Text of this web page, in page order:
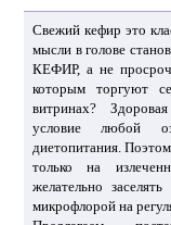
Свежий кефир это
мысли в голове
КЕФИР, а не
которым торгуют
витринах?
условие любой
диетопитания.
только на
желательно
микрофлорой на